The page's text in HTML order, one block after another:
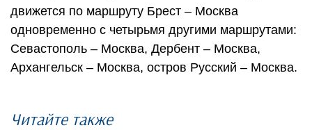
движется по маршруту Брест – Москва
одновременно с четырьмя другими маршрутами:
Севастополь – Москва, Дербент – Москва,
Архангельск – Москва, остров Русский – Москва.
Читайте также